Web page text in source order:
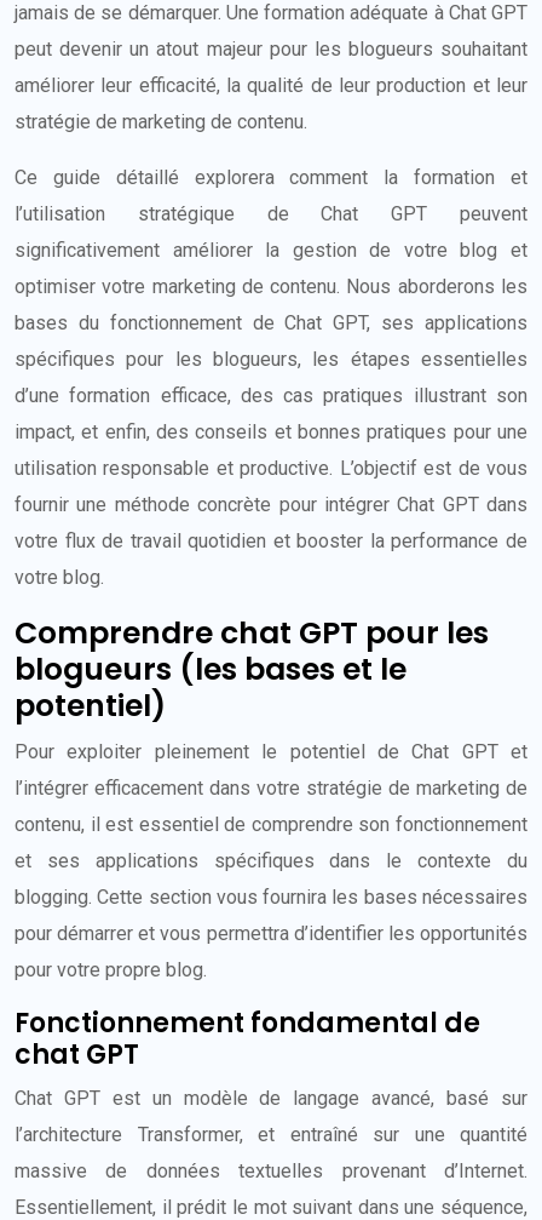
jamais de se démarquer. Une formation adéquate à Chat GPT
peut devenir un atout majeur pour les blogueurs souhaitant
améliorer leur efficacité, la qualité de leur production et leur
stratégie de marketing de contenu.
Ce guide détaillé explorera comment la formation et
l’utilisation stratégique de Chat GPT peuvent
significativement améliorer la gestion de votre blog et
optimiser votre marketing de contenu. Nous aborderons les
bases du fonctionnement de Chat GPT, ses applications
spécifiques pour les blogueurs, les étapes essentielles
d’une formation efficace, des cas pratiques illustrant son
impact, et enfin, des conseils et bonnes pratiques pour une
utilisation responsable et productive. L’objectif est de vous
fournir une méthode concrète pour intégrer Chat GPT dans
votre flux de travail quotidien et booster la performance de
votre blog.
Comprendre chat GPT pour les
blogueurs (les bases et le
potentiel)
Pour exploiter pleinement le potentiel de Chat GPT et
l’intégrer efficacement dans votre stratégie de marketing de
contenu, il est essentiel de comprendre son fonctionnement
et ses applications spécifiques dans le contexte du
blogging. Cette section vous fournira les bases nécessaires
pour démarrer et vous permettra d’identifier les opportunités
pour votre propre blog.
Fonctionnement fondamental de
chat GPT
Chat GPT est un modèle de langage avancé, basé sur
l’architecture Transformer, et entraîné sur une quantité
massive de données textuelles provenant d’Internet.
Essentiellement, il prédit le mot suivant dans une séquence,